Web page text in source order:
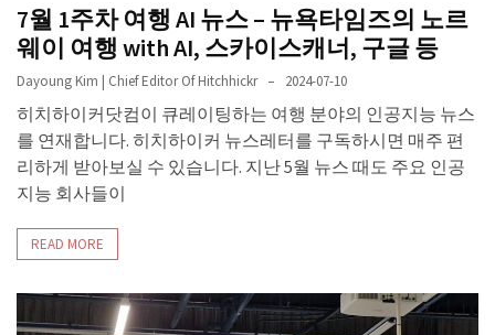
7월 1주차 여행 AI 뉴스 – 뉴욕타임즈의 노르
웨이 여행 with AI, 스카이스캐너, 구글 등
Dayoung Kim | Chief Editor Of Hitchhickr 2024-07-10
히치하이커닷컴이 큐레이팅하는 여행 분야의 인공지능 뉴스
를 연재합니다. 히치하이커 뉴스레터를 구독하시면 매주 편
리하게 받아보실 수 있습니다. 지난 5월 뉴스 때도 주요 인공
지능 회사들이
READ MORE